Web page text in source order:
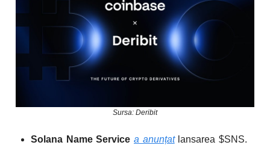
Sursa: Deribit
Solana Name Service a anunțatlansarea $SNS.